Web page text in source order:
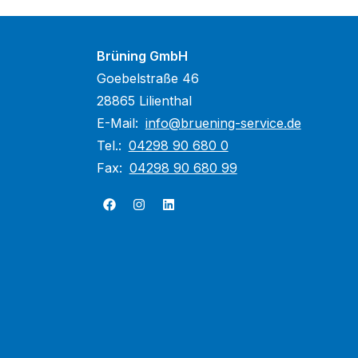
Brüning GmbH
Goebelstraße 46
28865 Lilienthal
E-Mail: info@bruening-service.de
Tel.: 04298 90 680 0
Fax: 04298 90 680 99